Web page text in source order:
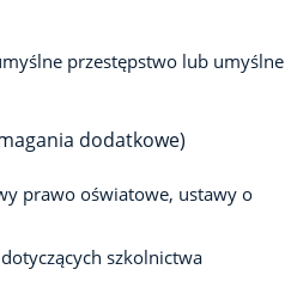
przestępstwo lub umyślne
dodatkowe)
prawo oświatowe, ustawy o
szkolnictwa